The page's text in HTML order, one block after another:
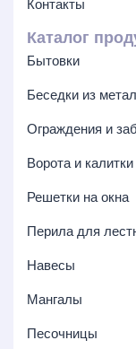
Контакты
Каталог
Бытовки
Беседки из
Ограждения и
Ворота и калитки
Решетки на окна
Перила для
Навесы
Мангалы
Песочницы